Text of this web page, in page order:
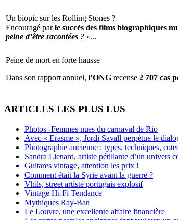
Un biopic sur les Rolling Stones ?
Encouragé parle succès des films biographiques
peine d’être racontées ? »...
Peine de mort en forte hausse
Dans son rapport annuel, l’ONG recense 2 707 cas
ARTICLES LES PLUS LUS
Photos -Femmes nues du carnaval de Rio
Avec « Erasme », Jordi Savall perpétue le
Photographie ancienne : types, techniques,
Sandra Lienard, artiste pétillante d’un univers
Guitares vintage, attention les prix !
Comment était la Syrie avant la guerre ?
Vhils, street artiste portugais explosif
Vintage Hi-Fi Tendance
Mythiques Ray-Ban
Le Louvre, une excellente affaire financière